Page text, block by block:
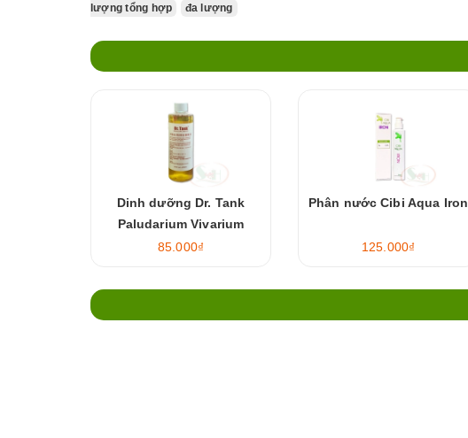
lượng tổng hợp đa lượng
Dinh dưỡng Dr. Tank
Paludarium Vivarium
Nutrient
85.000₫
Phân nước Cibi Aqua Iron
125.000₫